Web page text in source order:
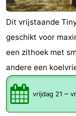
Dit vrijstaande
geschikt voor
een zithoek met
andere een
vrijdag 21 –